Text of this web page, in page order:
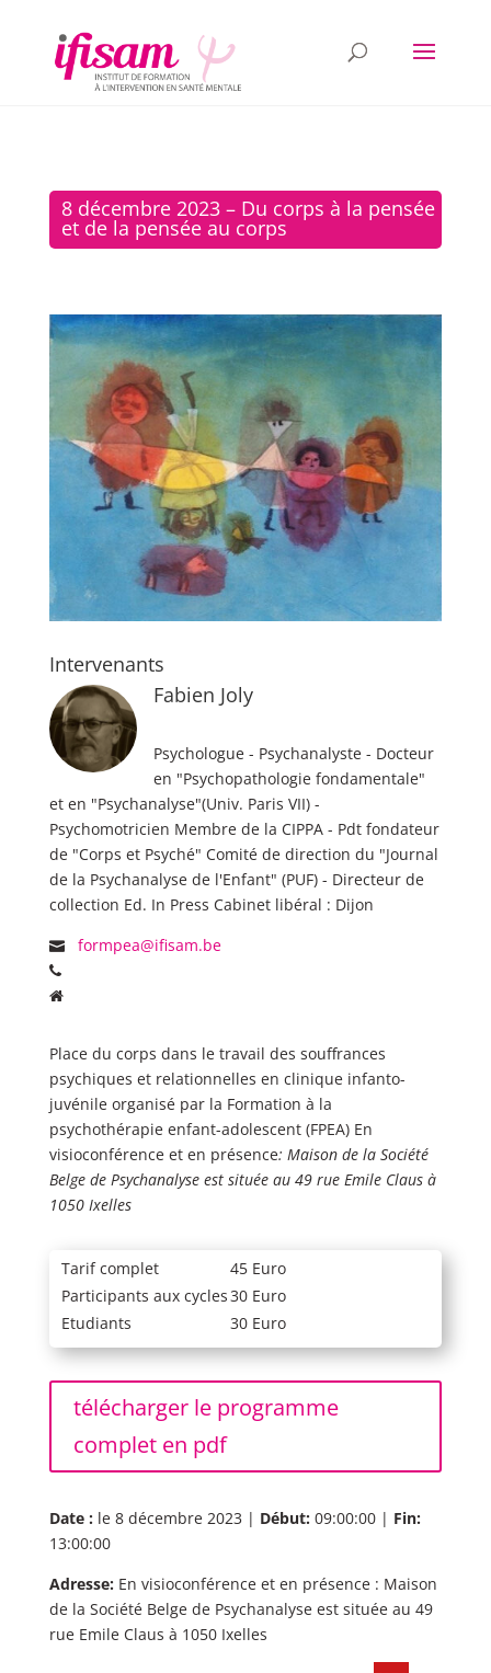
8 décembre 2023 – Du corps à la pensée
et de la pensée au corps
Intervenants
Fabien Joly
Psychologue - Psychanalyste - Docteur
en "Psychopathologie fondamentale"
et en "Psychanalyse"(Univ. Paris VII) -
Psychomotricien Membre de la CIPPA - Pdt fondateur
de "Corps et Psyché" Comité de direction du "Journal
de la Psychanalyse de l'Enfant" (PUF) - Directeur de
collection Ed. In Press Cabinet libéral : Dijon
formpea@ifisam.be
Place du corps dans le travail des souffrances
psychiques et relationnelles en clinique infanto-
juvénile organisé par la Formation à la
psychothérapie enfant-adolescent (FPEA) En
visioconférence et en présence: Maison de la Société
Belge de Psychanalyse est située au 49 rue Emile Claus à
1050 Ixelles
Tarif complet
45 Euro
Participants aux cycles30 Euro
Etudiants
30 Euro
télécharger le programme
complet en pdf
Date : le 8 décembre 2023 | Début: 09:00:00 | Fin:
13:00:00
Adresse: En visioconférence et en présence : Maison
de la Société Belge de Psychanalyse est située au 49
rue Emile Claus à 1050 Ixelles